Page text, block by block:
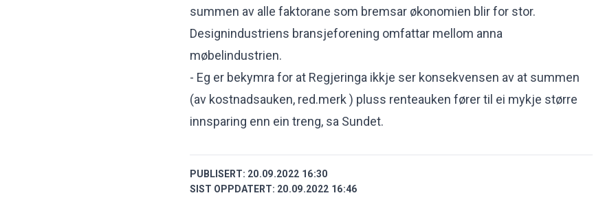
summen av alle faktorane som bremsar økonomien blir for stor.
Designindustriens bransjeforening omfattar mellom anna
møbelindustrien.
- Eg er bekymra for at Regjeringa ikkje ser konsekvensen av at summen
(av kostnadsauken, red.merk ) pluss renteauken fører til ei mykje større
innsparing enn ein treng, sa Sundet.
PUBLISERT: 20.09.2022 16:30
SIST OPPDATERT: 20.09.2022 16:46